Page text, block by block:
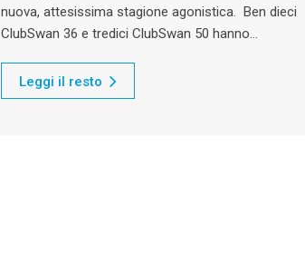
nuova, attesissima stagione agonistica. Ben dieci
ClubSwan 36 e tredici ClubSwan 50 hanno…
Leggi il resto